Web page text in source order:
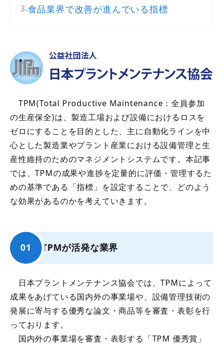
食品業界で改善が進んでいる指標
TPM(Total Productive Maintenance：全員参加
の生産保全)は、製造工場および設備におけるロスを
ゼロにすることを目的とした、主に自動化ラインを中
心とした製造業やプラント産業における設備管理と生
産性維持のためのマネジメントシステムです。本記事
では、TPMの成果や進捗を定量的に評価・管理するた
めの基準である「指標」を設定することで、どのよう
な効果があるのかを考えていきます。
TPMが活発な業界
日本プラントメンテナンス協会では、TPMによって
成果をあげている国内外の事業場や、設備管理技術の
発展に寄与する優秀な論文・商品等を審査・表彰を行
っております。
国内外の事業場を審査・表彰する「TPM 優秀賞」